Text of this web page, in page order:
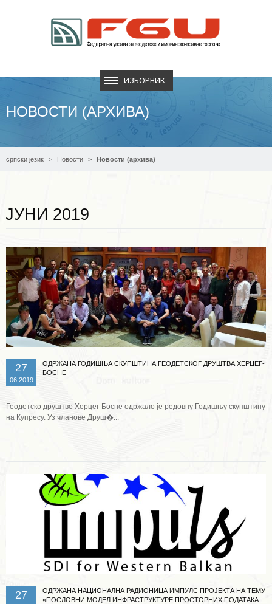
ИЗБОРНИК
НОВОСТИ (АРХИВА)
српски језик Новости Новости (архива)
ЈУНИ 2019
27
06.2019
ОДРЖАНА ГОДИШЊА СКУПШТИНА ГЕОДЕТСКОГ ДРУШТВА ХЕРЦЕГ-
БОСНЕ
Геодетско друштво Херцег-Босне одржало је редовну Годишњу скупштину
на Купресу. Уз чланове Друш�...
27
ОДРЖАНА НАЦИОНАЛНА РАДИОНИЦА ИМПУЛС ПРОЈЕКТА НА ТЕМУ
«ПОСЛОВНИ МОДЕЛ ИНФРАСТРУКТУРЕ ПРОСТОРНИХ ПОДАТАКА